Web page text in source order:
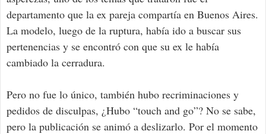
departamento que la ex pareja compartía en Buenos Aires.
La modelo, luego de la ruptura, había ido a buscar sus
pertenencias y se encontró con que su ex le había
cambiado la cerradura.
Pero no fue lo único, también hubo recriminaciones y
pedidos de disculpas, ¿Hubo “touch and go”? No se sabe,
pero la publicación se animó a deslizarlo. Por el momento